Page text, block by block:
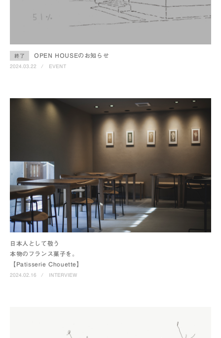
終了 OPEN HOUSEのお知らせ
2024.03.22 / EVENT
日本人として敬う
本物のフランス菓子を。
【Patisserie Chouette】
2024.02.16 / INTERVIEW